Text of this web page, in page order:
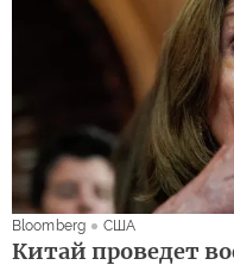
Bloomberg США
Китай проведет